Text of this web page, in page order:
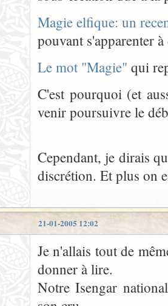
Magie elfique: un
pouvant s'apparenter
Le mot "Magie" qui
C'est pourquoi (et
venir poursuivre le
Cependant, je dirais
discrétion. Et plus on
21-01-2005 12:02
Je n'allais tout de
donner à lire.
Notre Isengar